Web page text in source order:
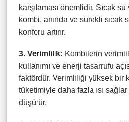
karşılaması önemlidir. Sıcak
kombi, anında ve sürekli sıcak
konforu artırır.
3. Verimlilik: Kombilerin
kullanımı ve enerji tasarrufu
faktördür. Verimliliği yüksek bir
tüketimiyle daha fazla ısı sağlar
düşürür.